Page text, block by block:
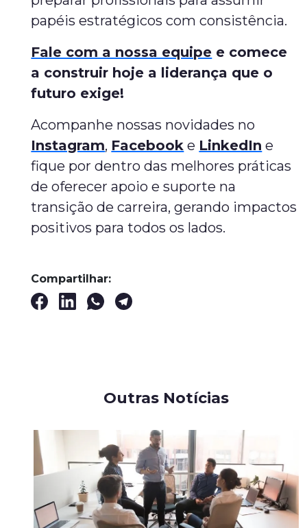
papéis estratégicos com consistência.
Fale com a nossa equipe e comece
a construir hoje a liderança que o
futuro exige!
Acompanhe nossas novidades no
Instagram, Facebook e LinkedIn e
fique por dentro das melhores práticas
de oferecer apoio e suporte na
transição de carreira, gerando impactos
positivos para todos os lados.
Compartilhar:
Outras Notícias